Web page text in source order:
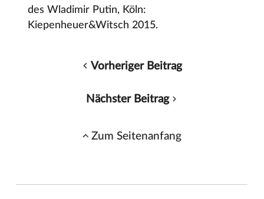
des Wladimir Putin, Köln:
Kiepenheuer&Witsch 2015.
Vorheriger Beitrag
Nächster Beitrag
Zum Seitenanfang